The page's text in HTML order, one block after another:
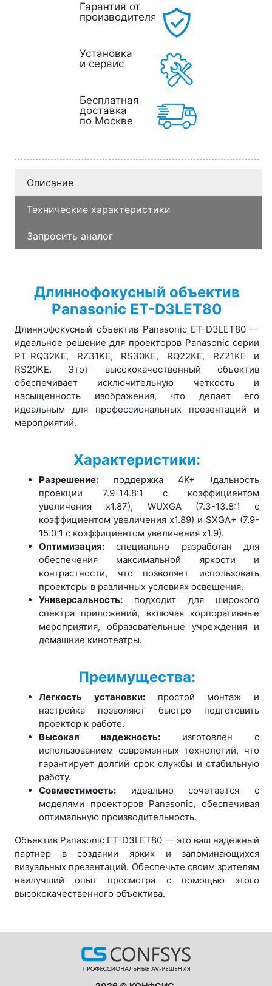
Гарантия от
производителя
Установка
и сервис
Бесплатная
доставка
по Москве
Описание
Технические характеристики
Запросить аналог
Длиннофокусный объектив
Panasonic ET-D3LET80
Длиннофокусный объектив Panasonic ET-D3LET80 —
идеальное решение для проекторов Panasonic серии
PT-RQ32KE, RZ31KE, RS30KE, RQ22KE, RZ21KE и
RS20KE. Этот высококачественный объектив
обеспечивает исключительную четкость и
насыщенность изображения, что делает его
идеальным для профессиональных презентаций и
мероприятий.
Характеристики:
Разрешение:поддержка 4K+ (дальность
проекции 7.9-14.8:1 с коэффициентом
увеличения x1.87), WUXGA (7.3-13.8:1 с
коэффициентом увеличения x1.89) и SXGA+ (7.9-
15.0:1 с коэффициентом увеличения x1.9).
Оптимизация:специально разработан для
обеспечения максимальной яркости и
контрастности, что позволяет использовать
проекторы в различных условиях освещения.
Универсальность:подходит для широкого
спектра приложений, включая корпоративные
мероприятия, образовательные учреждения и
домашние кинотеатры.
Преимущества:
Легкость установки:простой монтаж и
настройка позволяют быстро подготовить
проектор к работе.
Высокая надежность: изготовлен с
использованием современных технологий, что
гарантирует долгий срок службы и стабильную
работу.
Совместимость:идеально сочетается с
моделями проекторов Panasonic, обеспечивая
оптимальную производительность.
Объектив Panasonic ET-D3LET80 — это ваш надежный
партнер в создании ярких и запоминающихся
визуальных презентаций. Обеспечьте своим зрителям
наилучший опыт просмотра с помощью этого
высококачественного объектива.